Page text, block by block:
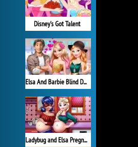
Disney's Got Talent
Elsa And Barbie Blind Date
Ladybug and Elsa Pregnant BFFs